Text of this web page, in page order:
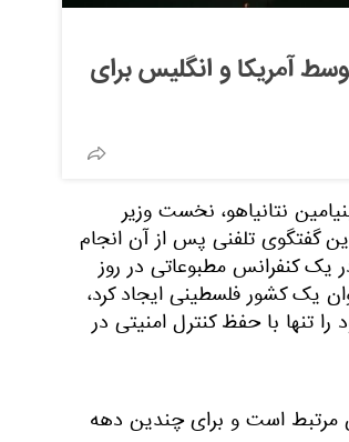
آمریکا و انگلیس برای
نتانیاهو، نخست وزیر
گفتگوی تلفنی پس از آن انجام
یک کنفرانس مطبوعاتی در روز
یک کشور فلسطینی ایجاد کرد،
تنها با حفظ کنترل امنیتی در
مرتبط است و برای چندین دهه